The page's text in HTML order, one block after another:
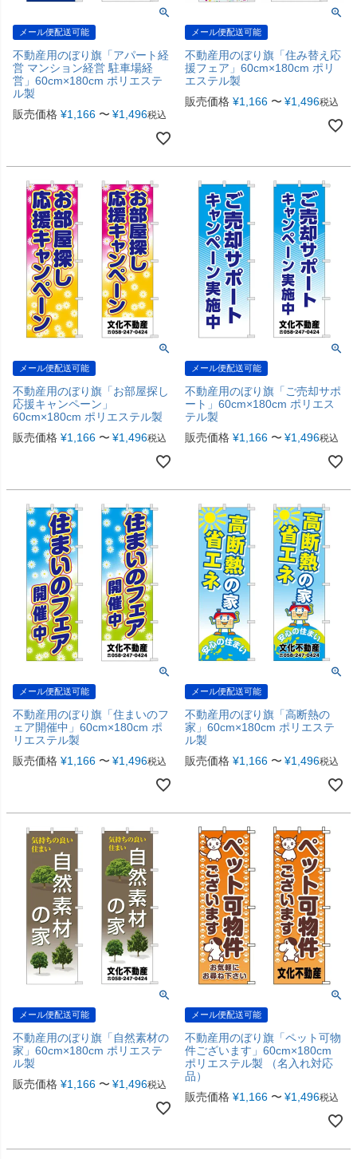
メール便配送可能
不動産用のぼり旗「アパート経
営 マンション経営 駐車場経
営」60cm×180cm ポリエステ
ル製
販売価格 ¥1,166 〜 ¥1,496税込
メール便配送可能
不動産用のぼり旗「住み替え応
援フェア」60cm×180cm ポリ
エステル製
販売価格 ¥1,166 〜 ¥1,496税込
メール便配送可能
不動産用のぼり旗「お部屋探し
応援キャンペーン」
60cm×180cm ポリエステル製
販売価格 ¥1,166 〜 ¥1,496税込
メール便配送可能
不動産用のぼり旗「ご売却サポ
ート」60cm×180cm ポリエス
テル製
販売価格 ¥1,166 〜 ¥1,496税込
メール便配送可能
不動産用のぼり旗「住まいのフ
ェア開催中」60cm×180cm ポ
リエステル製
販売価格 ¥1,166 〜 ¥1,496税込
メール便配送可能
不動産用のぼり旗「高断熱の
家」60cm×180cm ポリエステ
ル製
販売価格 ¥1,166 〜 ¥1,496税込
メール便配送可能
不動産用のぼり旗「自然素材の
家」60cm×180cm ポリエステ
ル製
販売価格 ¥1,166 〜 ¥1,496税込
メール便配送可能
不動産用のぼり旗「ペット可物
件ございます」60cm×180cm
ポリエステル製 （名入れ対応
品）
販売価格 ¥1,166 〜 ¥1,496税込